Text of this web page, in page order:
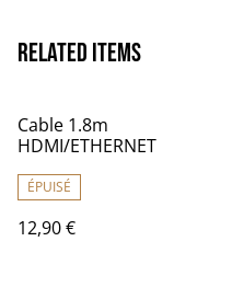
Related items
Cable 1.8m
HDMI/ETHERNET
ÉPUISÉ
12,90 €